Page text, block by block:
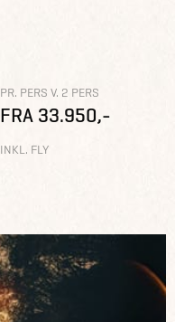
PR. PERS V. 2 PERS
FRA 33.950,-
INKL. FLY